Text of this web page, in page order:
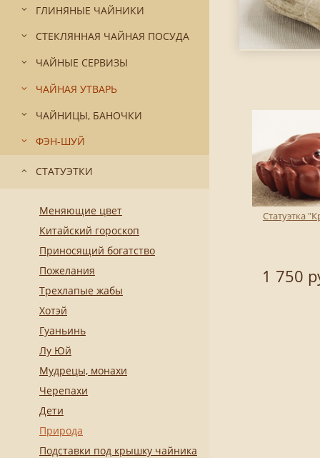
ГЛИНЯНЫЕ ЧАЙНИКИ
СТЕКЛЯННАЯ ЧАЙНАЯ ПОСУДА
ЧАЙНЫЕ СЕРВИЗЫ
ЧАЙНАЯ УТВАРЬ
ЧАЙНИЦЫ, БАНОЧКИ
ФЭН-ШУЙ
СТАТУЭТКИ
Меняющие цвет
Китайский гороскоп
Приносящий богатство
Пожелания
Трехлапые жабы
Хотэй
Гуаньинь
Лу Юй
Мудрецы, монахи
Черепахи
Дети
Природа
Подставки под крышку чайника
Статуэтка
1 750